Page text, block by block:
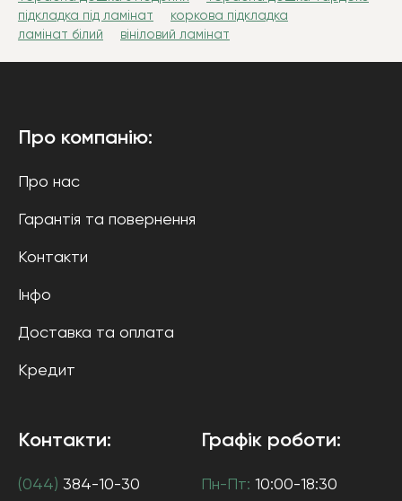
підкладка під ламінат
коркова підкладка
ламінат білий
вініловий ламінат
Про компанію:
Про нас
Гарантія та повернення
Контакти
Інфо
Доставка та оплата
Кредит
Контакти:
(044) 384-10-30
Графік роботи:
Пн-Пт: 10:00-18:30